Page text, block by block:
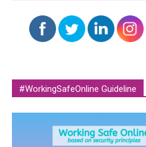
#WorkingSafeOnline Guideline